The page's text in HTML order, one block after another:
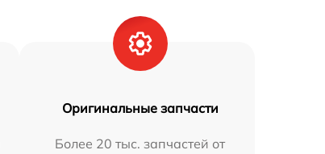
Оригинальные запчасти
Более 20 тыс. запчастей от